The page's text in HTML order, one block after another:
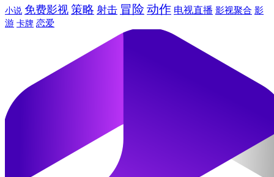
小说 免费影视 策略 射击 冒险 动作 电视直播 影视聚合 影
游 卡牌 恋爱